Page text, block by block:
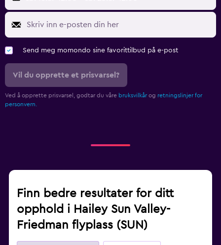
Send meg momondo sine favorittilbud på e-post
Vil du opprette et prisvarsel?
Ved å opprette prisvarsel, godtar du våre bruksvilkår og retningslinjer for
personvern.
Finn bedre resultater for ditt
opphold i Hailey Sun Valley-
Friedman flyplass (SUN)